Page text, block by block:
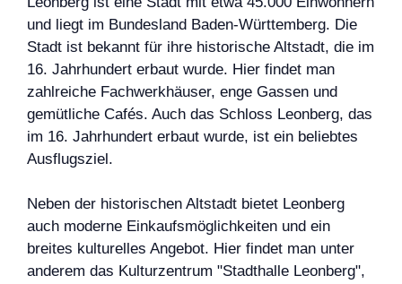
und liegt im Bundesland Baden-Württemberg. Die
Stadt ist bekannt für ihre historische Altstadt, die im
16. Jahrhundert erbaut wurde. Hier findet man
zahlreiche Fachwerkhäuser, enge Gassen und
gemütliche Cafés. Auch das Schloss Leonberg, das
im 16. Jahrhundert erbaut wurde, ist ein beliebtes
Ausflugsziel.
Neben der historischen Altstadt bietet Leonberg
auch moderne Einkaufsmöglichkeiten und ein
breites kulturelles Angebot. Hier findet man unter
anderem das Kulturzentrum "Stadthalle Leonberg",